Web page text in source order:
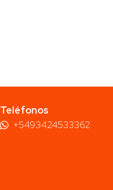
Teléfonos
+5493424533362